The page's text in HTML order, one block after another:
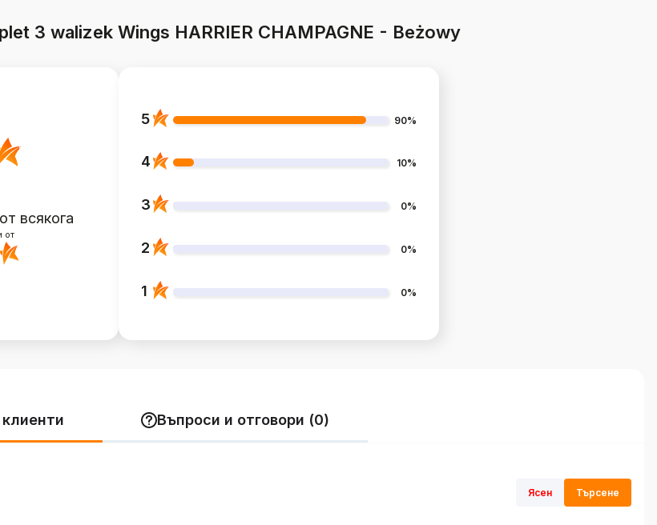
3 walizek Wings HARRIER CHAMPAGNE - Beżowy
от всякога
от
5 90%
4 10%
3 0%
2 0%
1 0%
Въпроси и отговори (0)
Ясен Търсене